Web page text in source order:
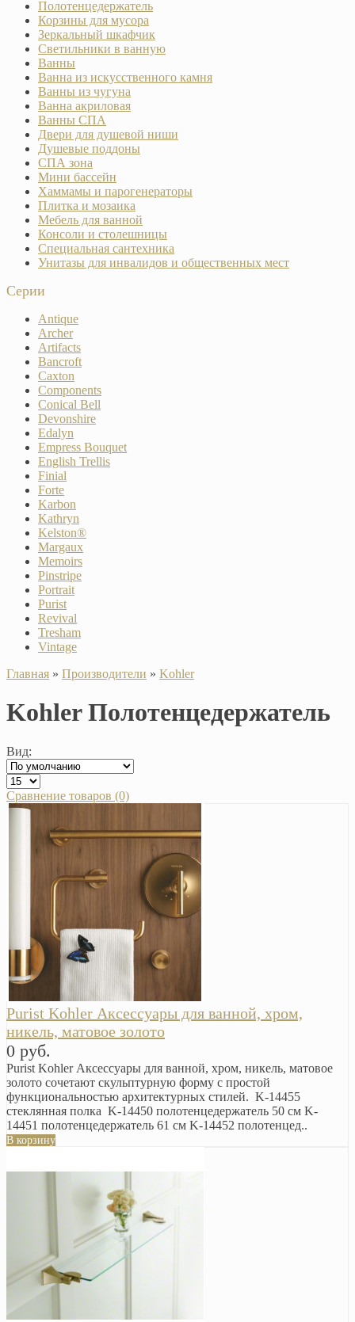
Полотенцедержатель
Корзины для мусора
Зеркальный шкафчик
Светильники в ванную
Ванны
Ванна из искусственного камня
Ванны из чугуна
Ванна акриловая
Ванны СПА
Двери для душевой ниши
Душевые поддоны
СПА зона
Мини бассейн
Хаммамы и парогенераторы
Плитка и мозаика
Мебель для ванной
Консоли и столешницы
Специальная сантехника
Унитазы для инвалидов и общественных мест
Серии
Antique
Archer
Artifacts
Bancroft
Caxton
Components
Conical Bell
Devonshire
Edalyn
Empress Bouquet
English Trellis
Finial
Forte
Karbon
Kathryn
Kelston®
Margaux
Memoirs
Pinstripe
Portrait
Purist
Revival
Tresham
Vintage
Главная » Производители » Kohler
Kohler Полотенцедержатель
Вид:
Сравнение товаров (0)
Purist Kohler Аксессуары для ванной, хром,
никель, матовое золото
0 руб.
Purist Kohler Аксессуары для ванной, хром, никель, матовое
золото сочетают скульптурную форму с простой
функциональностью архитектурных стилей. K-14455
стеклянная полка K-14450 полотенцедержатель 50 см K-
14451 полотенцедержатель 61 см K-14452 полотенцед..
В корзину